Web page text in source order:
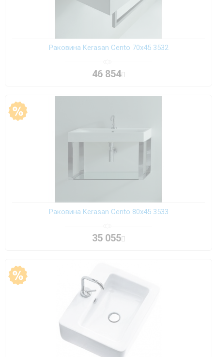
Раковина Kerasan Cento 70х45 3532
46 854
Раковина Kerasan Cento 80х45 3533
35 055